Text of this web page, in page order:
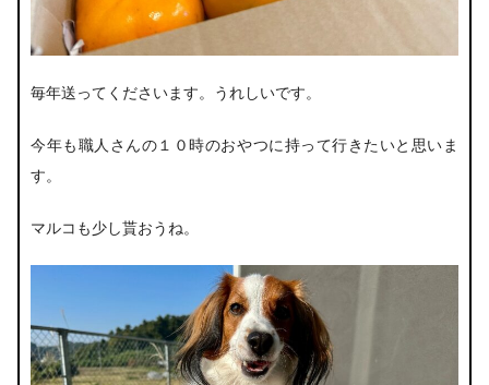
毎年送ってくださいます。うれしいです。
今年も職人さんの１０時のおやつに持って行きたいと思いま
す。
マルコも少し貰おうね。